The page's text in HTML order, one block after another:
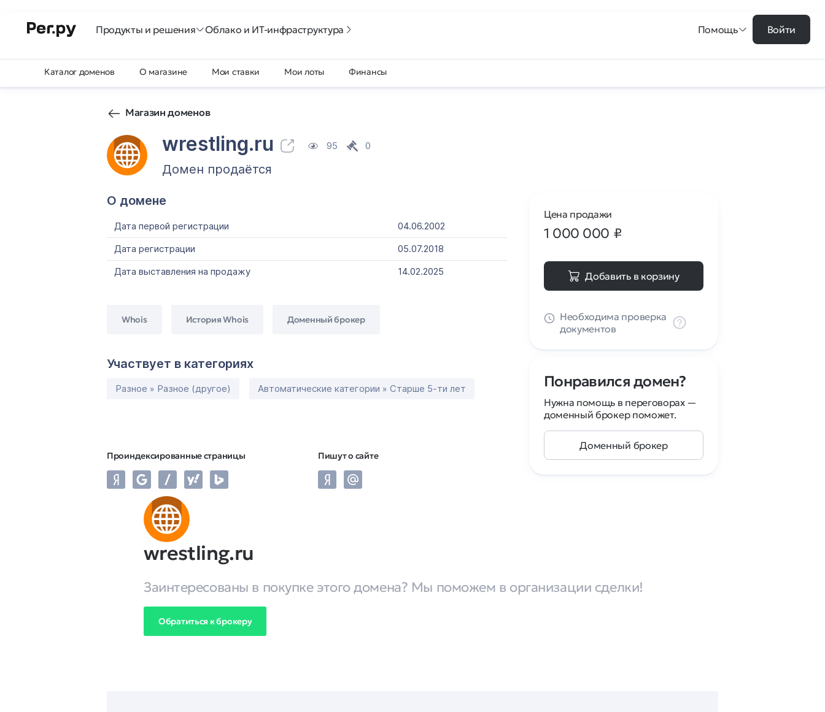
Продукты и решения Облако и ИТ-инфраструктура Помощь Войти
Каталог доменов О магазине Мои ставки Мои лоты Финансы
Магазин доменов
wrestling.ru 95 0
Домен продаётся
О домене
Дата первой регистрации
04.06.2002
Дата регистрации
05.07.2018
Дата выставления на продажу
14.02.2025
Whois История Whois Доменный брокер
Участвует в категориях
Разное » Разное (другое) Автоматические категории » Старше 5-ти лет
Проиндексированные страницы Пишут о сайте
Цена продажи
1 000 000 ₽
Добавить в корзину
Необходима проверка
документов
Понравился домен?
Нужна помощь в переговорах —
доменный брокер поможет.
Доменный брокер
wrestling.ru
Заинтересованы в покупке этого домена? Мы поможем в организации сделки!
Обратиться к брокеру